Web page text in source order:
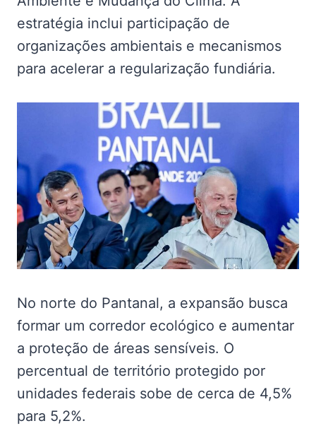
estratégia inclui participação de
organizações ambientais e mecanismos
para acelerar a regularização fundiária.
No norte do Pantanal, a expansão busca
formar um corredor ecológico e aumentar
a proteção de áreas sensíveis. O
percentual de território protegido por
unidades federais sobe de cerca de 4,5%
para 5,2%.